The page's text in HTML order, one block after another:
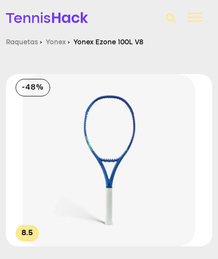
TennisHack
Raquetas de tenis
Zapatillas
Comparador
Consultorio
Raquetas › Yonex › Yonex Ezone 100L V8
-48%
8.5